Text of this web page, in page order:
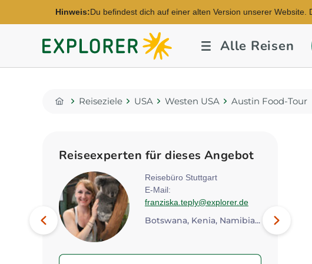
Hinweis:Du befindest dich auf einer alten Version unserer Website.
Explorer
Fernreisen
Alle Reisen
Home
Reiseziele USA Westen USA Austin Food-Tour
Reiseexperten für dieses Angebot
Reisebüro Stuttgart
E-Mail:
franziska.teply@explorer.de
Botswana, Kenia, Namibia...
Bild